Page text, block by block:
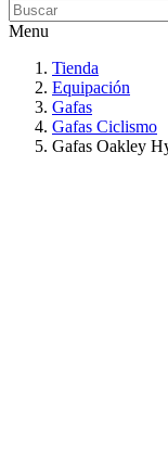
Menu
Tienda
Equipación
Gafas
Gafas Ciclismo
Gafas Oakley